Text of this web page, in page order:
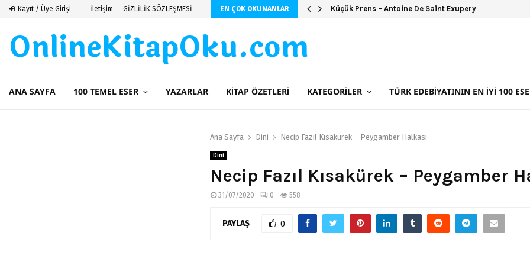
Kayıt / Üye Girişi İletişim GİZLİLİK SÖZLEŞMESİ EN ÇOK OKUNANLAR Küçük Prens – Antoine De Saint Exupery
OnlineKitapOku.com
ANA SAYFA 100 TEMEL ESER YAZARLAR KITAP ÖZETLERI KATEGORILER TÜRK EDEBIYATININ EN İYI 100
Ana Sayfa Dini Necip Fazıl Kısakürek – Peygamber Halkası
Dini
Necip Fazıl Kısakürek – Peygamber
31/07/2020 0 558
PAYLAŞ 0